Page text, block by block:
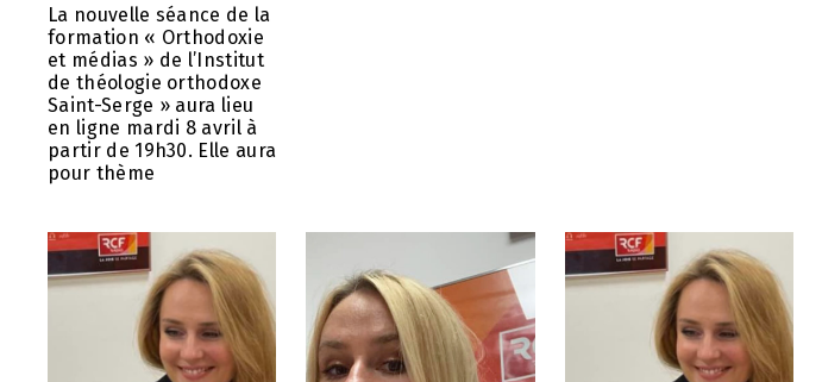
La nouvelle séance de la
formation « Orthodoxie
et médias » de l’Institut
de théologie orthodoxe
Saint-Serge » aura lieu
en ligne mardi 8 avril à
partir de 19h30. Elle aura
pour thème